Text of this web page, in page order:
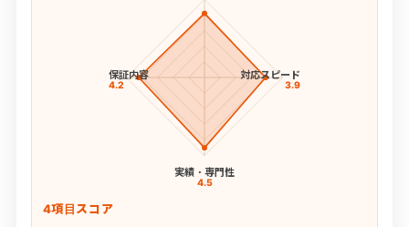
対応スピード
3.9
実績・専門性
4.5
保証内容
4.2
4項目スコア